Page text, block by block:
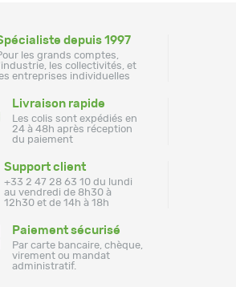
depuis 1997
les grands comptes,
l'industrie, les collectivités, et
entreprises individuelles
Livraison rapide
Les colis sont expédiés en
24 à 48h après réception
du paiement
Support client
+33 2 47 28 63 10 du lundi
au vendredi de 8h30 à
12h30 et de 14h à 18h
Paiement sécurisé
Par carte bancaire, chèque,
virement ou mandat
administratif.